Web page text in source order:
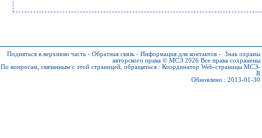
Подняться в верхнюю часть - Обратная связь - Информация для контактов - Знак охраны
авторского права © МСЭ 2026 Все права сохранены
По вопросам, связанным с этой страницей, обращаться : Координатор Web-страницы МСЭ-
R
Обновлено : 2013-01-30